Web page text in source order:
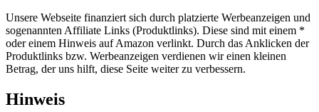
Unsere Webseite finanziert sich durch platzierte Werbeanzeigen und
sogenannten Affiliate Links (Produktlinks). Diese sind mit einem *
oder einem Hinweis auf Amazon verlinkt. Durch das Anklicken der
Produktlinks bzw. Werbeanzeigen verdienen wir einen kleinen
Betrag, der uns hilft, diese Seite weiter zu verbessern.
Hinweis